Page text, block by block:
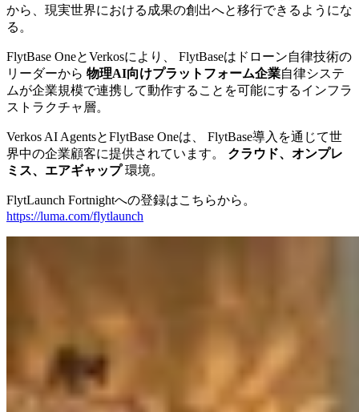
から、現実世界における成果の創出へと移行できるようにな
る。
FlytBase OneとVerkosにより、 FlytBaseはドローン自律技術の
リーダーから 物理AI向けプラットフォーム企業自律システ
ムが企業規模で連携して動作することを可能にするインフラ
ストラクチャ層。
Verkos AI AgentsとFlytBase Oneは、 FlytBase導入を通じて世
界中の企業顧客に提供されています。 クラウド、オンプレ
ミス、エアギャップ環境。
FlytLaunch Fortnightへの登録はこちらから。
https://luma.com/flytlaunch